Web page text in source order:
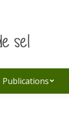
Publications